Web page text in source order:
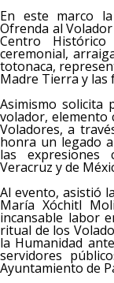
En este marco
Ofrenda al
Centro
ceremonial,
totonaca,
Madre Tierra y las
Asimismo solicita
volador, elemento
Voladores, a
honra un legado
las expresiones
Veracruz y de
Al evento, asistió
María Xóchitl
incansable labor
ritual de los
la Humanidad
servidores
Ayuntamiento de